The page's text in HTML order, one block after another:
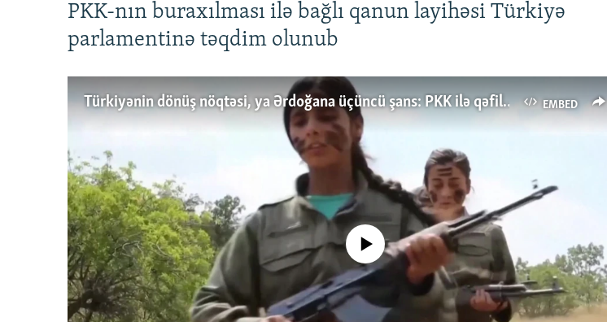
PKK-nın buraxılması ilə bağlı qanun layihəsi Türkiyə
parlamentinə təqdim olunub
EMBED
Türkiyənin dönüş nöqtəsi, ya Ərdoğana üçüncü şans: PKK ilə qəfil barışıq nə deməkdir?
No media source currently available